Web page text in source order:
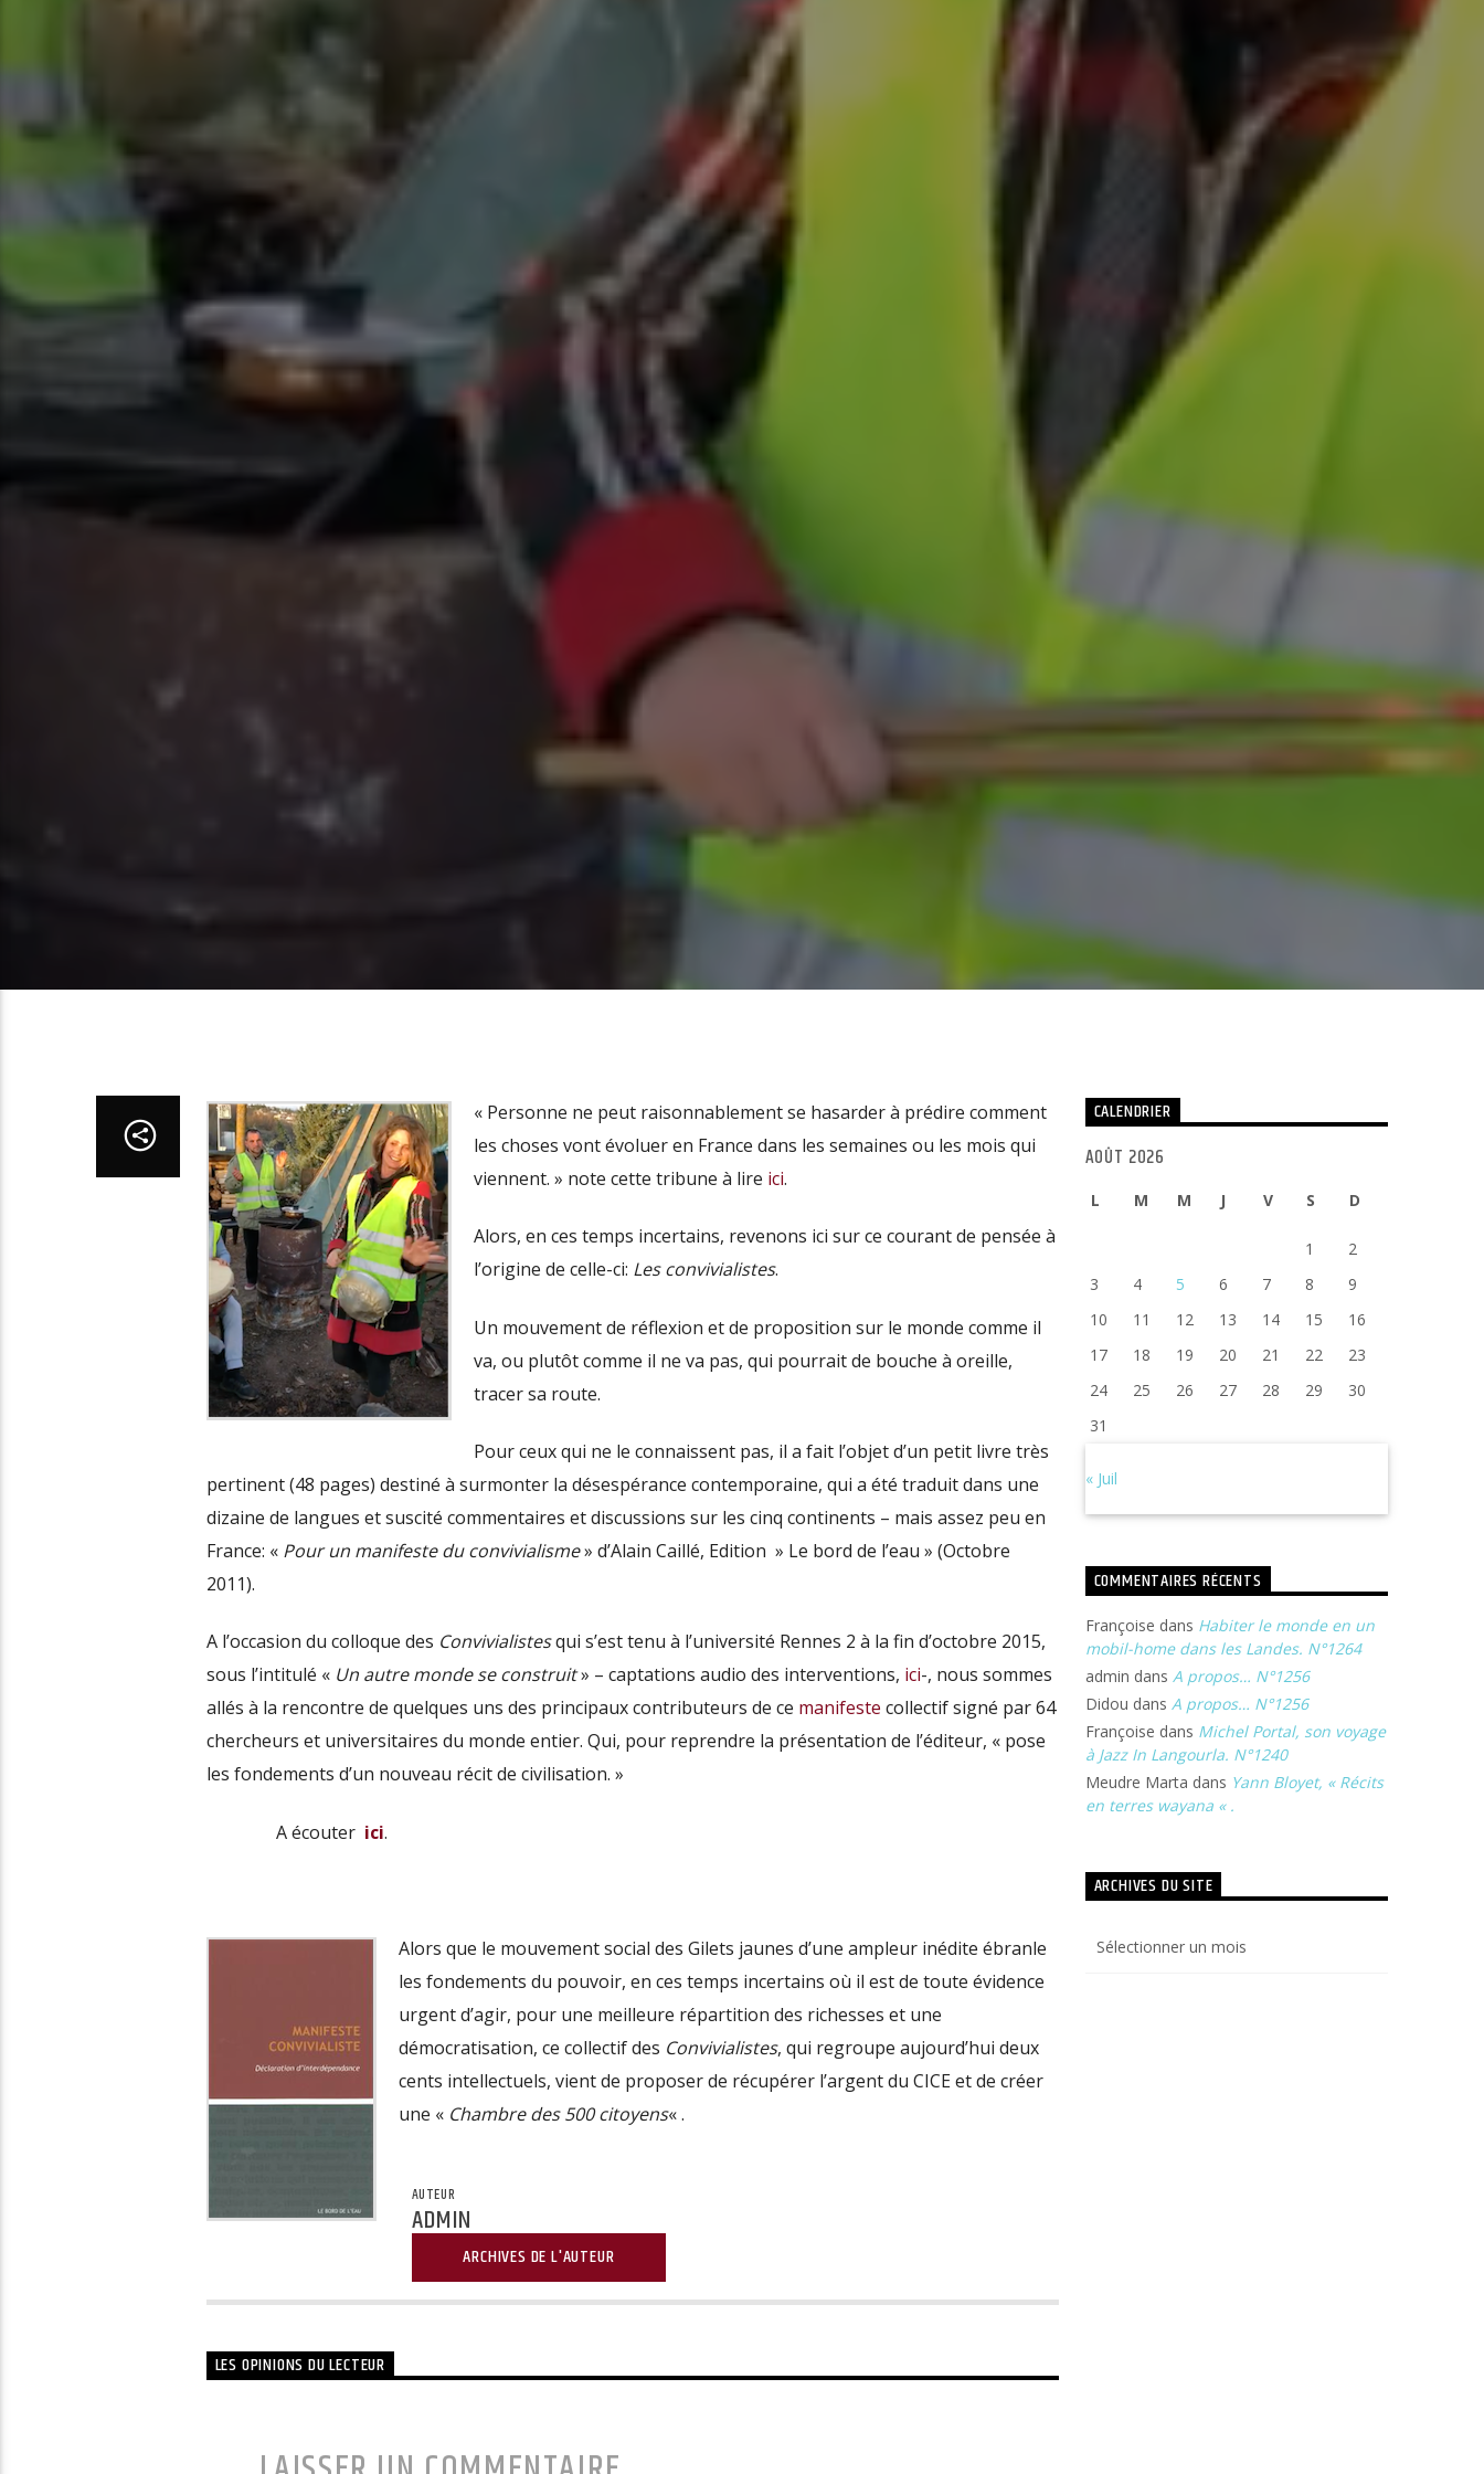
« Personne ne peut raisonnablement se hasarder à prédire comment
les choses vont évoluer en France dans les semaines ou les mois qui
viennent. » note cette tribune à lire ici.
Alors, en ces temps incertains, revenons ici sur ce courant de pensée à
l’origine de celle-ci: Les convivialistes.
Un mouvement de réflexion et de proposition sur le monde comme il
va, ou plutôt comme il ne va pas, qui pourrait de bouche à oreille,
tracer sa route.
Pour ceux qui ne le connaissent pas, il a fait l’objet d’un petit livre très
pertinent (48 pages) destiné à surmonter la désespérance contemporaine, qui a été traduit dans une
dizaine de langues et suscité commentaires et discussions sur les cinq continents – mais assez peu en
France: « Pour un manifeste du convivialisme» d’Alain Caillé, Edition » Le bord de l’eau » (Octobre
2011).
A l’occasion du colloque des Convivialistesqui s’est tenu à l’université Rennes 2 à la fin d’octobre 2015,
sous l’intitulé « Un autre monde se construit» – captations audio des interventions, ici-, nous sommes
allés à la rencontre de quelques uns des principaux contributeurs de ce manifeste collectif signé par 64
chercheurs et universitaires du monde entier. Qui, pour reprendre la présentation de l’éditeur, « pose
les fondements d’un nouveau récit de civilisation. »
A écouter ici.
Alors que le mouvement social des Gilets jaunes d’une ampleur inédite ébranle
les fondements du pouvoir, en ces temps incertains où il est de toute évidence
urgent d’agir, pour une meilleure répartition des richesses et une
démocratisation, ce collectif des Convivialistes, qui regroupe aujourd’hui deux
cents intellectuels, vient de proposer de récupérer l’argent du CICE et de créer
une « Chambre des 500 citoyens« .
AUTEUR
ADMIN
ARCHIVES DE L'AUTEUR
LES OPINIONS DU LECTEUR
CALENDRIER
AOÛT 2026
L M M J V S D
1
2
3
4 5 6 7 8
9
10
11 12 13 14 15
16
17
18 19 20 21 22
23
24
25 26 27 28 29
30
31
« Juil
COMMENTAIRES RÉCENTS
Françoise dans Habiter le monde en un
mobil-home dans les Landes. N°1264
admin dans A propos… N°1256
Didou dans A propos… N°1256
Françoise dans Michel Portal, son voyage
à Jazz In Langourla. N°1240
Meudre Marta dans Yann Bloyet, « Récits
en terres wayana « .
ARCHIVES DU SITE
du